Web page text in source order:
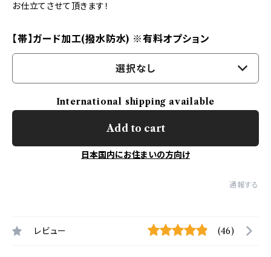
お仕立てさせて頂きます！
【帯】ガード加工(撥水防水) ※有料オプション
選択なし
International shipping available
Add to cart
日本国内にお住まいの方向け
通報する
レビュー (46)